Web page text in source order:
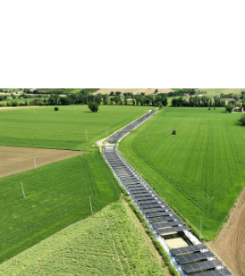
Centrale idroelettrica di Montelupone